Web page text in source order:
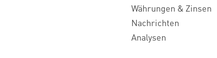
Währungen & Zinsen
Nachrichten
Analysen